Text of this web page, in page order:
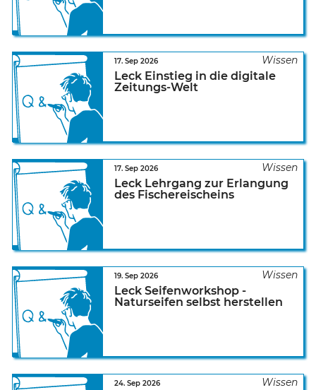
Leck Einstieg in die digitale
Zeitungs-Welt
17. Sep 2026
Leck Lehrgang zur Erlangung
des Fischereischeins
17. Sep 2026
Leck Seifenworkshop -
Naturseifen selbst herstellen
19. Sep 2026
24. Sep 2026